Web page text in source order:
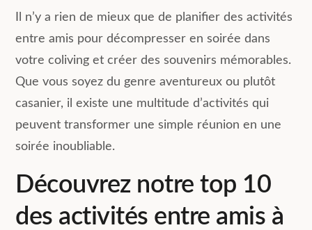
Il n’y a rien de mieux que de planifier des activités
entre amis pour décompresser en soirée dans
votre coliving et créer des souvenirs mémorables.
Que vous soyez du genre aventureux ou plutôt
casanier, il existe une multitude d’activités qui
peuvent transformer une simple réunion en une
soirée inoubliable.
Découvrez notre top 10
des activités entre amis à